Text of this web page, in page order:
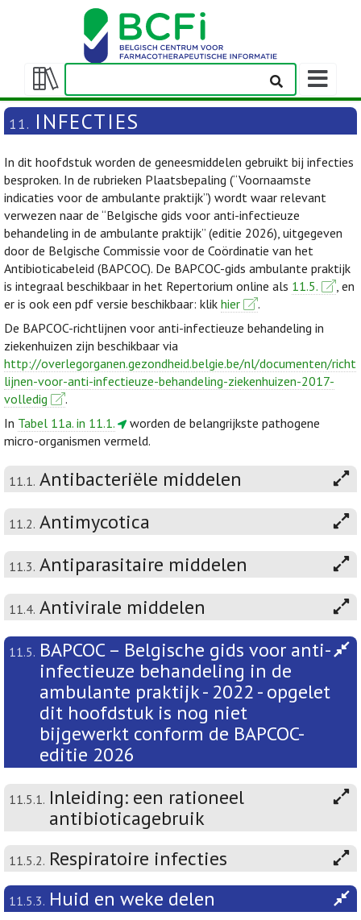
Weergeven/verbergen
inhoudstafel
11. INFECTIES
In dit hoofdstuk worden de geneesmiddelen gebruikt bij infecties
besproken. In de rubrieken Plaatsbepaling (“Voornaamste
indicaties voor de ambulante praktijk”) wordt waar relevant
verwezen naar de “Belgische gids voor anti-infectieuze
behandeling in de ambulante praktijk” (editie 2026), uitgegeven
door de Belgische Commissie voor de Coördinatie van het
Antibioticabeleid (BAPCOC). De BAPCOC-gids ambulante praktijk
is integraal beschikbaar in het Repertorium online als 11.5.
, en
er is ook een pdf versie beschikbaar: klik hier
.
De BAPCOC-richtlijnen voor anti-infectieuze behandeling in
ziekenhuizen zijn beschikbaar via
http://overlegorganen.gezondheid.belgie.be/nl/documenten/richt
lijnen-voor-anti-infectieuze-behandeling-ziekenhuizen-2017-
volledig
.
In Tabel 11a. in 11.1.
worden de belangrijkste pathogene
micro-organismen vermeld.
11.1. Antibacteriële middelen
11.2. Antimycotica
11.3. Antiparasitaire middelen
11.4. Antivirale middelen
11.5. BAPCOC – Belgische gids voor anti-
infectieuze behandeling in de
ambulante praktijk - 2022 - opgelet
dit hoofdstuk is nog niet
bijgewerkt conform de BAPCOC-
editie 2026
11.5.1. Inleiding: een rationeel
antibioticagebruik
11.5.2. Respiratoire infecties
11.5.3. Huid en weke delen